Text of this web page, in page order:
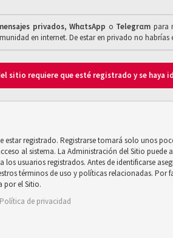
privados,WhαtsApp o Telegrαm para
en internet. De estar en privado no
sitio requiere que esté registrado y se haya
estar registrado. Registrarse tomará solo unos
al sistema. La Administración del Sitio puede
los usuarios registrados. Antes de identificarse
términos de uso y políticas relacionadas. Por
por el Sitio.
Política de privacidad